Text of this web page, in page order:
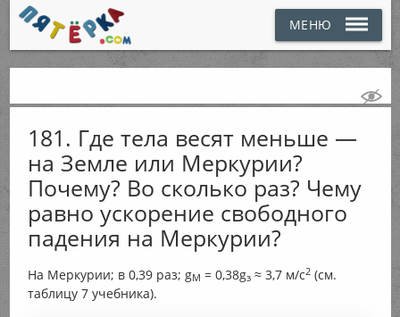
МЕНЮ
181. Где тела весят меньше —
на Земле или Меркурии?
Почему? Во сколько раз? Чему
равно ускорение свободного
падения на Меркурии?
На Меркурии; в 0,39 раз; gM = 0,38gз≈ 3,7 м/с2(см.
таблицу 7 учебника).